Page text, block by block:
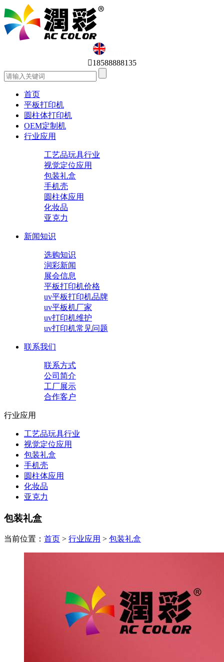
English
18588888135
首页
平板打印机
圆柱体打印机
OEM定制机
行业应用
工艺品玩具行业
视觉定位应用
包装礼盒
手机壳
圆柱体应用
化妆品
亚克力
新闻知识
选购知识
润彩新闻
展会信息
平板打印机价格
uv平板打印机品牌
uv平板机厂家
uv打印机维护
uv打印机常见问题
联系我们
联系方式
公司简介
工厂展示
合作客户
行业应用
工艺品玩具行业
视觉定位应用
包装礼盒
手机壳
圆柱体应用
化妆品
亚克力
包装礼盒
当前位置： 首页 > 行业应用 > 包装礼盒